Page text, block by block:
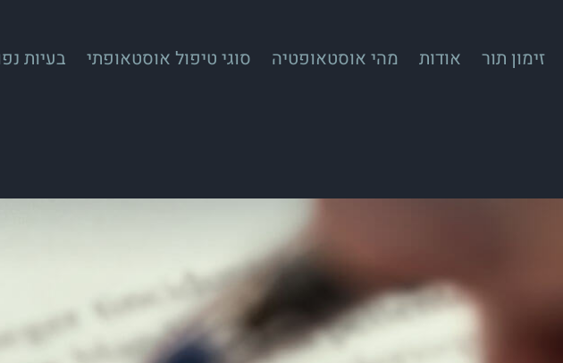
זימון תור אודות מהי אוסטאופטיה סוגי טיפול אוסטאופתי בעיות